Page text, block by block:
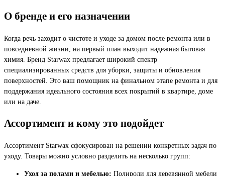
О бренде и его назначении
Когда речь заходит о чистоте и уходе за домом после ремонта или в
повседневной жизни, на первый план выходит надежная бытовая
химия. Бренд Starwax предлагает широкий спектр
специализированных средств для уборки, защиты и обновления
поверхностей. Это ваш помощник на финальном этапе ремонта и для
поддержания идеального состояния всех покрытий в квартире, доме
или на даче.
Ассортимент и кому это подойдет
Ассортимент Starwax сфокусирован на решении конкретных задач по
уходу. Товары можно условно разделить на несколько групп:
Уход за полами и мебелью: Полироли для деревянной мебели